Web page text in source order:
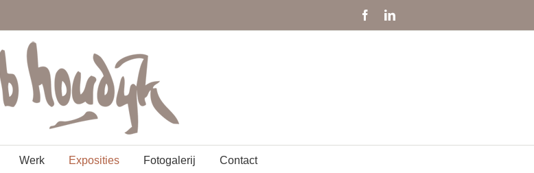
FacebookLinkedIn
Werk Exposities Fotogalerij Contact